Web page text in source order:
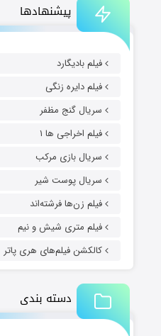
پیشنهادها
فیلم بادیگارد
فیلم دایره زنگی
سریال گنج مظفر
فیلم اخراجی ها ۱
سریال بازی مرکب
سریال پوست شیر
فیلم زن‌ها فرشته‌اند
فیلم متری شیش و نیم
کالکشن فیلم‌های هری پاتر
دسته بندی